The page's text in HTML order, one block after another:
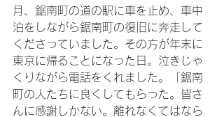
月、鋸南町の道の駅に車を止め、車中
泊をしながら鋸南町の復旧に奔走して
くださっていました。その方が年末に
東京に帰ることになった日。泣きじゃ
くりながら電話をくれました。「鋸南
町の人たちに良くしてもらった。皆さ
んに感謝しかない。離れなくてはなら